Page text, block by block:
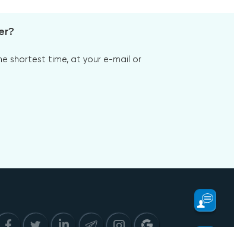
shortest time, at your e-mail or